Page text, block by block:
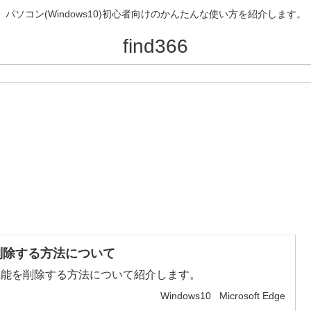
パソコン(Windows10)初心者向けのかんたんな使い方を紹介します。
find366
する方法について
を削除する方法について紹介します。
Windows10 Microsoft Edge